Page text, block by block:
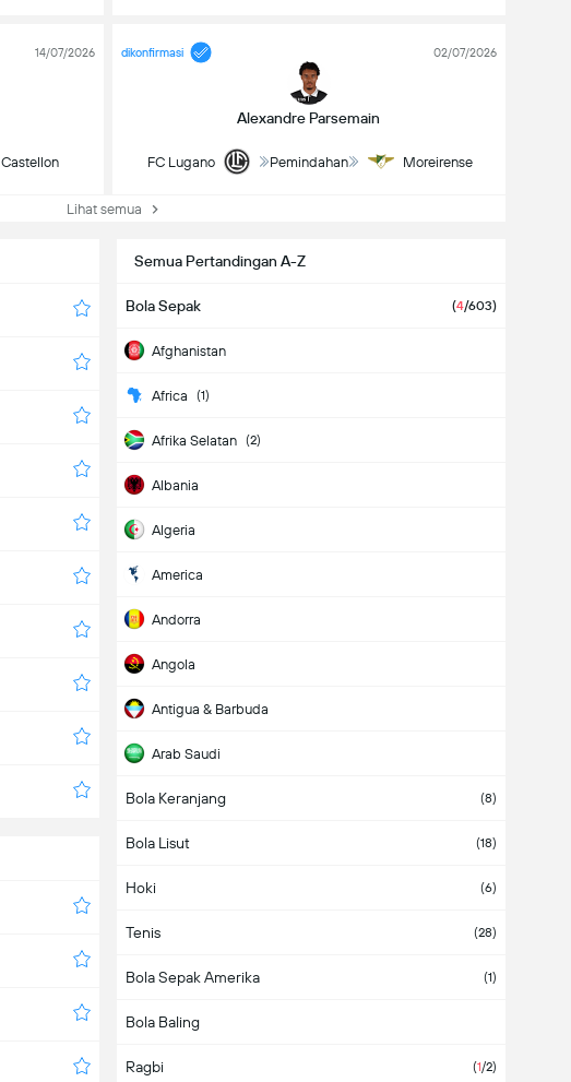
14/07/2026
Castellon
dikonfirmasi
Alexandre Parsemain
02/07/2026
FC Lugano Pemindahan Moreirense
Lihat semua
Semua Pertandingan A-Z
Bola Sepak (4/603)
Afghanistan
Africa (1)
Afrika Selatan (2)
Albania
Algeria
America
Andorra
Angola
Antigua & Barbuda
Arab Saudi
Argentina (38)
Armenia
Aruba
Asia
Australia (1)
Austria
Azerbaijan
Bola Keranjang (8)
Bola Lisut (18)
Hoki (6)
Tenis (28)
Bola Sepak Amerika (1)
Bola Baling
Ragbi (1/2)